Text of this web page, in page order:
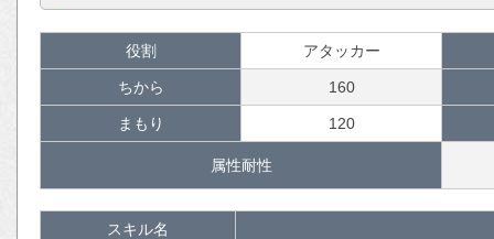
役割 アタッカー
ちから 160
まもり 120
属性耐性
スキル名